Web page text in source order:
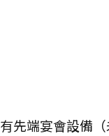
先端宴會設備（